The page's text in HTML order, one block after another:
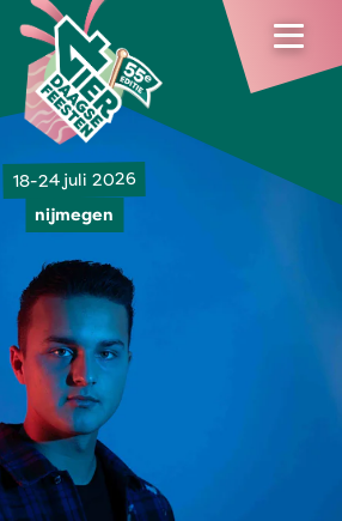
18-24 juli 2026
nijmegen